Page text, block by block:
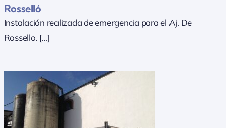
Rosselló
Instalación realizada de emergencia para el Aj. De
Rossello. [...]